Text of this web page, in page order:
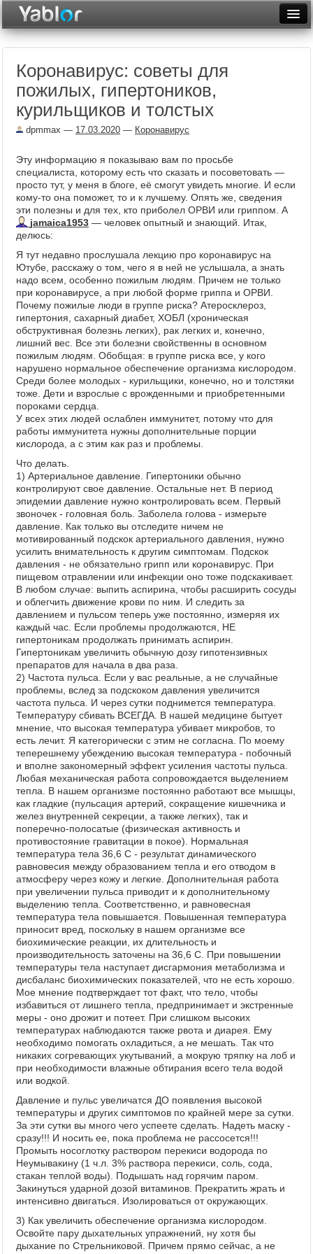
Неделя
Месяц
Рейтинги
Фототоп
Видеотоп
Коронавирус: советы для
пожилых, гипертоников,
курильщиков и толстых
dpmmax — 17.03.2020 — Коронавирус
Эту информацию я показываю вам по просьбе
специалиста, которому есть что сказать и посоветовать —
просто тут, у меня в блоге, её смогут увидеть многие. И если
кому-то она поможет, то и к лучшему. Опять же, сведения
эти полезны и для тех, кто приболел ОРВИ или гриппом. А
jamaica1953 — человек опытный и знающий. Итак,
делюсь:
Я тут недавно прослушала лекцию про коронавирус на
Ютубе, расскажу о том, чего я в ней не услышала, а знать
надо всем, особенно пожилым людям. Причем не только
при коронавирусе, а при любой форме гриппа и ОРВИ.
Почему пожилые люди в группе риска? Атеросклероз,
гипертония, сахарный диабет, ХОБЛ (хроническая
обструктивная болезнь легких), рак легких и, конечно,
лишний вес. Все эти болезни свойственны в основном
пожилым людям. Обобщая: в группе риска все, у кого
нарушено нормальное обеспечение организма кислородом.
Среди более молодых - курильщики, конечно, но и толстяки
тоже. Дети и взрослые с врожденными и приобретенными
пороками сердца.
У всех этих людей ослаблен иммунитет, потому что для
работы иммунитета нужны дополнительные порции
кислорода, а с этим как раз и проблемы.
Что делать.
1) Артериальное давление. Гипертоники обычно
контролируют свое давление. Остальные нет. В период
эпидемии давление нужно контролировать всем. Первый
звоночек - головная боль. Заболела голова - измерьте
давление. Как только вы отследите ничем не
мотивированный подскок артериального давления, нужно
усилить внимательность к другим симптомам. Подскок
давления - не обязательно грипп или коронавирус. При
пищевом отравлении или инфекции оно тоже подскакивает.
В любом случае: выпить аспирина, чтобы расширить сосуды
и облегчить движение крови по ним. И следить за
давлением и пульсом теперь уже постоянно, измеряя их
каждый час. Если проблемы продолжаются, НЕ
гипертоникам продолжать принимать аспирин.
Гипертоникам увеличить обычную дозу гипотензивных
препаратов для начала в два раза.
2) Частота пульса. Если у вас реальные, а не случайные
проблемы, вслед за подскоком давления увеличится
частота пульса. И через сутки поднимется температура.
Температуру сбивать ВСЕГДА. В нашей медицине бытует
мнение, что высокая температура убивает микробов, то
есть лечит. Я категорически с этим не согласна. По моему
теперешнему убеждению высокая температура - побочный
и вполне закономерный эффект усиления частоты пульса.
Любая механическая работа сопровождается выделением
тепла. В нашем организме постоянно работают все мышцы,
как гладкие (пульсация артерий, сокращение кишечника и
желез внутренней секреции, а также легких), так и
поперечно-полосатые (физическая активность и
противостояние гравитации в покое). Нормальная
температура тела 36,6 С - результат динамического
равновесия между образованием тепла и его отводом в
атмосферу через кожу и легкие. Дополнительная работа
при увеличении пульса приводит и к дополнительному
выделению тепла. Соответственно, и равновесная
температура тела повышается. Повышенная температура
приносит вред, поскольку в нашем организме все
биохимические реакции, их длительность и
производительность заточены на 36,6 С. При повышении
температуры тела наступает дисгармония метаболизма и
дисбаланс биохимических показателей, что не есть хорошо.
Мое мнение подтверждает тот факт, что тело, чтобы
избавиться от лишнего тепла, предпринимает и экстренные
меры - оно дрожит и потеет. При слишком высоких
температурах наблюдаются также рвота и диарея. Ему
необходимо помогать охладиться, а не мешать. Так что
никаких согревающих укутываний, а мокрую тряпку на лоб и
при необходимости влажные обтирания всего тела водой
или водкой.
Давление и пульс увеличатся ДО появления высокой
температуры и других симптомов по крайней мере за сутки.
За эти сутки вы много чего успеете сделать. Надеть маску -
сразу!!! И носить ее, пока проблема не рассосется!!!
Промыть носоглотку раствором перекиси водорода по
Неумывакину (1 ч.л. 3% раствора перекиси, соль, сода,
стакан теплой воды). Подышать над горячим паром.
Закинуться ударной дозой витаминов. Прекратить жрать и
интенсивно двигаться. Изолироваться от окружающих.
3) Как увеличить обеспечение организма кислородом.
Освойте пару дыхательных упражнений, ну хотя бы
дыхание по Стрельниковой. Причем прямо сейчас, а не